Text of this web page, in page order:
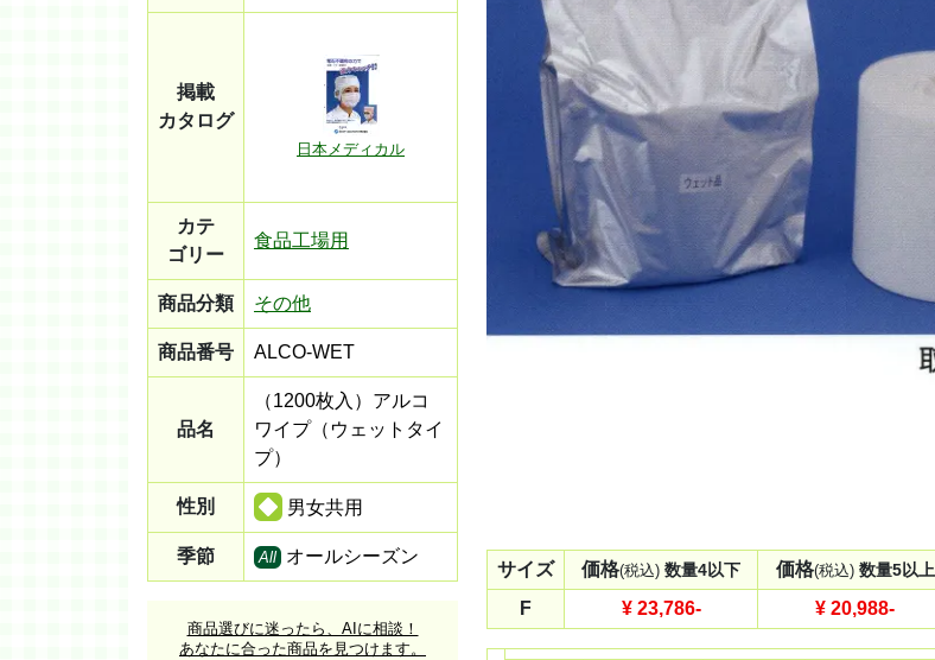
掲載
カタログ
日本メディカル
カテ
ゴリー
食品工場用
商品分類 その他
商品番号 ALCO-WET
品名
（1200枚入）アルコ
ワイプ（ウェットタイ
プ）
性別 男女共用
季節 All オールシーズン
商品選びに迷ったら、AIに相談！
あなたに合った商品を見つけます。
サイズ 価格(税込) 数量4以下 価格(税込) 数量5以上
F ¥ 23,786- ¥ 20,988-